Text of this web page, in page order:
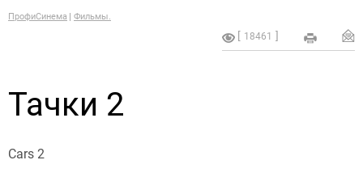
ПрофиСинема Фильмы.
18461
Тачки 2
Cars 2